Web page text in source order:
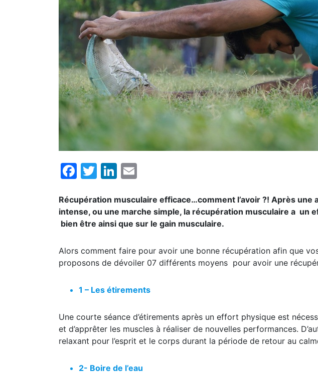
Facebook
TwitterLinkedIn
Récupération musculaire efficace…comment l’avoir ?! Après
intense, ou une marche simple, la récupération musculaire a un
bien être ainsi que sur le gain musculaire.
Alors comment faire pour avoir une bonne récupération afin que
proposons de dévoiler 07 différents moyens pour avoir une
1 – Les étirements
Une courte séance d’étirements après un effort physique est
et d’apprêter les muscles à réaliser de nouvelles performances.
relaxant pour l’esprit et le corps durant la période de retour au
2- Boire de l’eau